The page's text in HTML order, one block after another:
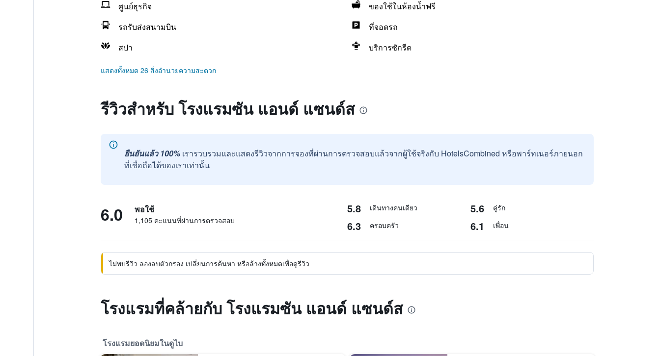
ศูนย์ธุรกิจ
ของใช้ในห้องน้ำฟรี
รถรับส่งสนามบิน
ที่จอดรถ
สปา
บริการซักรีด
แสดงทั้งหมด 26 สิ่งอำนวยความสะดวก
รีวิวสำหรับ โรงแรมซัน แอนด์ แซนด์ส
ยืนยันแล้ว 100% เรารวบรวมและแสดงรีวิวจากการจองที่ผ่านการตรวจสอบแล้วจากผู้ใช้จริงกับ HotelsCombined หรือพาร์ทเนอร์ภายนอก
ที่เชื่อถือได้ของเราเท่านั้น
6.0 พอใช้
1,105 คะแนนที่ผ่านการตรวจสอบ
5.8 เดินทางคนเดียว 5.6 คู่รัก
6.3 ครอบครัว 6.1 เพื่อน
ไม่พบรีวิว ลองลบตัวกรอง เปลี่ยนการค้นหา หรือล้างทั้งหมดเพื่อดูรีวิว
โรงแรมที่คล้ายกับ โรงแรมซัน แอนด์ แซนด์ส
โรงแรมยอดนิยมในดูไบ